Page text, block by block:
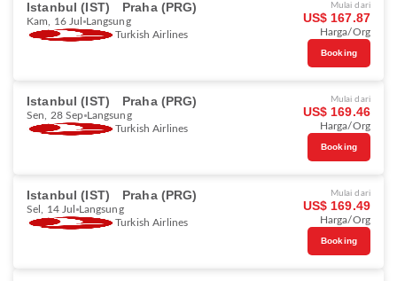
Istanbul (IST) Praha (PRG)
Kam, 16 Jul
Langsung
Turkish Airlines
Mulai dari
US$ 167.87
Harga/Org
Booking
Istanbul (IST) Praha (PRG)
Sen, 28 Sep Langsung
Turkish Airlines
Mulai dari
US$ 169.46
Harga/Org
Booking
Istanbul (IST) Praha (PRG)
Sel, 14 Jul
Langsung
Turkish Airlines
Mulai dari
US$ 169.49
Harga/Org
Booking